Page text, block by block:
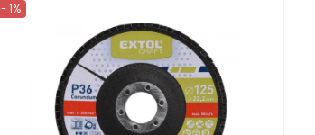
- 1%